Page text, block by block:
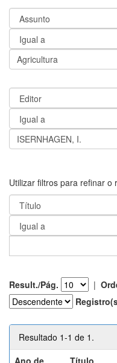
Utilizar filtros para refinar o
Result./Pág. |
Resultado 1-1 de 1.
Ano de
Título